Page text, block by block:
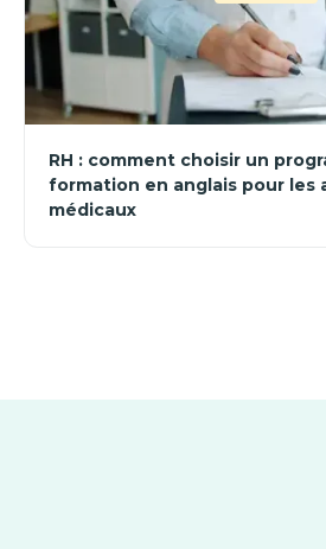
RH : comment choisir un
formation en anglais pour les
médicaux